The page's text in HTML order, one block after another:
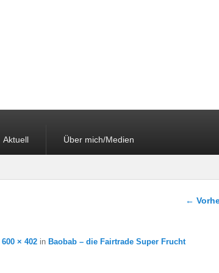
Aktuell Über mich/Medien
Bilder-
←
600 × 402in Baobab – die Fairtrade Super Frucht